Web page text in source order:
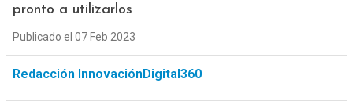
pronto a utilizarlos
Publicado el 07 Feb 2023
Redacción InnovaciónDigital360